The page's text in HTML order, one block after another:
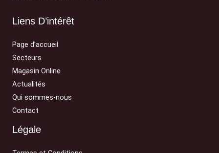
Liens D’intérêt
Page d’accueil
Secteurs
Magasin Online
Actualités
Qui sommes-nous
Contact
Légale